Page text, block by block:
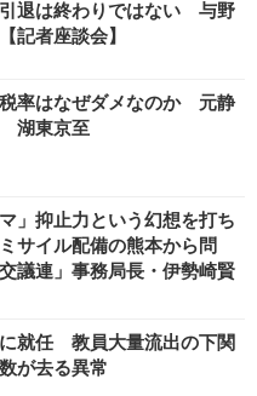
退は終わりではない 与野
記者座談会】
税率はなぜダメなのか 元静
湖東京至
」抑止力という幻想を打ち
イル配備の熊本から問
議連」事務局長・伊勢崎賢
就任 教員大量流出の下関
が去る異常